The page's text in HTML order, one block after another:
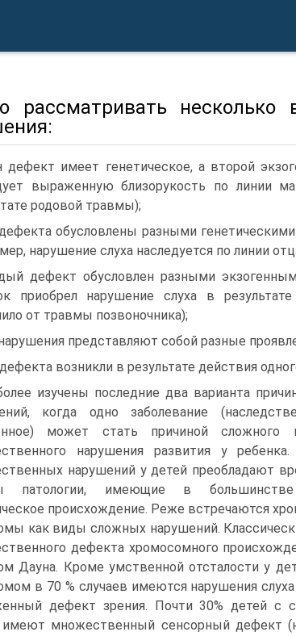
рассматривать несколько
дефект имеет генетическое, а второй
выраженную близорукость по линии
родовой травмы);
обусловлены разными
нарушение слуха наследуется по линии
дефект обусловлен разными
приобрел нарушение слуха в
от травмы позвоночника);
представляют собой разные
возникли в результате действия
изучены последние два варианта
когда одно заболевание
может стать причиной сложного
нарушения развития у
нарушений у детей преобладают
патологии, имеющие в большинстве
происхождение. Реже встречаются
как виды сложных нарушений.
дефекта хромосомного
Дауна. Кроме умственной отсталости у
в 70 % случаев имеются нарушения
дефект зрения. Почти 30% детей с
имеют множественный сенсорный дефект